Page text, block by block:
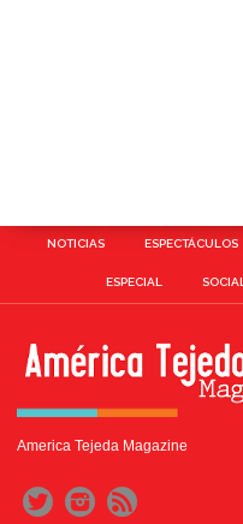
NOTICIAS ESPECTÁCULOS
ESPECIAL SOCIAL
America Tejeda Magazine